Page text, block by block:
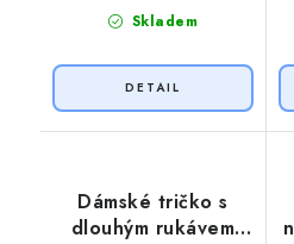
Skladem
Dámské tričko s
dlouhým rukávem